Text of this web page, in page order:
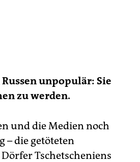
unpopulär: Sie
zu werden.
und die Medien noch
– die getöteten
Tschetscheniens